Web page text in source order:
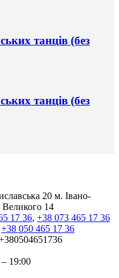
танців (без
танців (без
20 м. Івано-
14
17 36, +38 073 465 17 36
+38 050 465 17 36
19:00